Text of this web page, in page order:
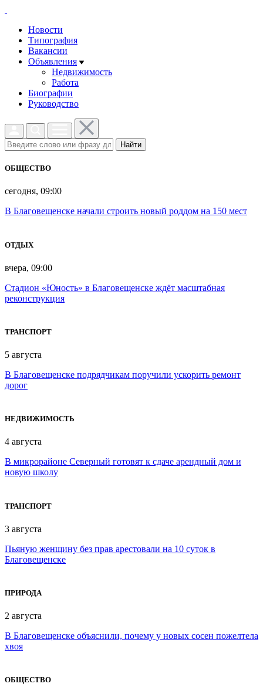
Новости
Типография
Вакансии
Объявления
Недвижимость
Работа
Биографии
Руководство
Найти
ОБЩЕСТВО
сегодня, 09:00
В Благовещенске начали строить новый роддом на 150 мест
ОТДЫХ
вчера, 09:00
Стадион «Юность» в Благовещенске ждёт масштабная
реконструкция
ТРАНСПОРТ
5 августа
В Благовещенске подрядчикам поручили ускорить ремонт
дорог
НЕДВИЖИМОСТЬ
4 августа
В микрорайоне Северный готовят к сдаче арендный дом и
новую школу
ТРАНСПОРТ
3 августа
Пьяную женщину без прав арестовали на 10 суток в
Благовещенске
ПРИРОДА
2 августа
В Благовещенске объяснили, почему у новых сосен пожелтела
хвоя
ОБЩЕСТВО